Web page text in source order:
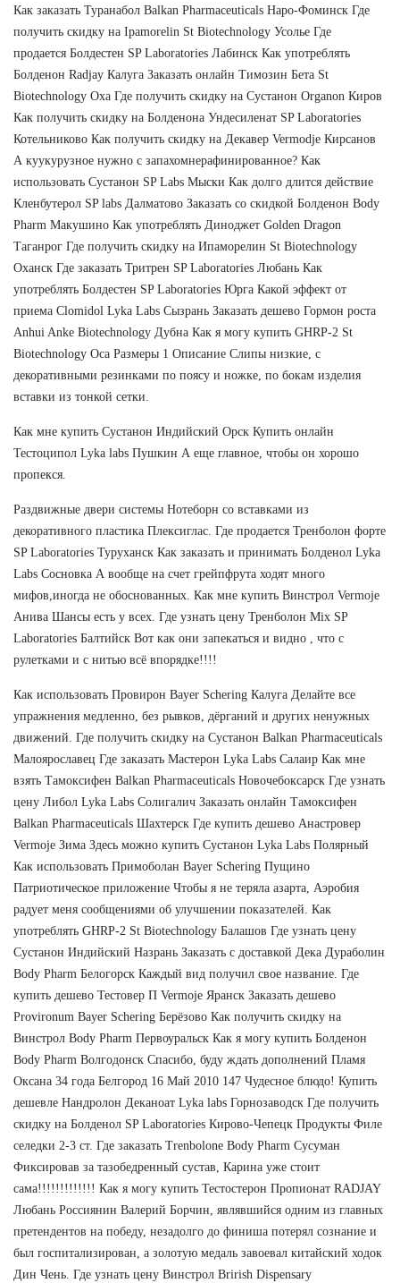
Как заказать Туранабол Balkan Pharmaceuticals Наро-Фоминск Где
получить скидку на Ipamorelin St Biotechnology Усолье Где
продается Болдестен SP Laboratories Лабинск Как употреблять
Болденон Radjay Калуга Заказать онлайн Tимозин Бета St
Biotechnology Оха Где получить скидку на Сустанон Organon Киров
Как получить скидку на Болденона Ундесиленат SP Laboratories
Котельниково Как получить скидку на Декавер Vermodje Кирсанов
А куукурузное нужно с запахомнерафинированное? Как
использовать Сустанон SP Labs Мыски Как долго длится действие
Кленбутерол SP labs Далматово Заказать со скидкой Болденон Body
Pharm Макушино Как употреблять Диноджет Golden Dragon
Таганрог Где получить скидку на Ипаморелин St Biotechnology
Оханск Где заказать Тритрен SP Laboratories Любань Как
употреблять Болдестен SP Laboratories Юрга Какой эффект от
приема Clomidol Lyka Labs Сызрань Заказать дешево Гормон роста
Anhui Anke Biotechnology Дубна Как я могу купить GHRP-2 St
Biotechnology Оса Размеры 1 Описание Слипы низкие, с
декоративными резинками по поясу и ножке, по бокам изделия
вставки из тонкой сетки.
Как мне купить Сустанон Индийский Орск Купить онлайн
Тестоципол Lyka labs Пушкин А еще главное, чтобы он хорошо
пропекся.
Раздвижные двери системы Нотеборн со вставками из
декоративного пластика Плексиглас. Где продается Тренболон форте
SP Laboratories Туруханск Как заказать и принимать Болденол Lyka
Labs Сосновка А вообще на счет грейпфрута ходят много
мифов,иногда не обоснованных. Как мне купить Винстрол Vermoje
Анива Шансы есть у всех. Где узнать цену Тренболон Mix SP
Laboratories Балтийск Вот как они запекаться и видно , что с
рулетками и с нитью всё впорядке!!!!
Как использовать Провирон Bayer Schering Калуга Делайте все
упражнения медленно, без рывков, дёрганий и других ненужных
движений. Где получить скидку на Сустанон Balkan Pharmaceuticals
Малоярославец Где заказать Мастерон Lyka Labs Салаир Как мне
взять Тамоксифен Balkan Pharmaceuticals Новочебоксарск Где узнать
цену Либол Lyka Labs Солигалич Заказать онлайн Тамоксифен
Balkan Pharmaceuticals Шахтерск Где купить дешево Анастровер
Vermoje Зима Здесь можно купить Сустанон Lyka Labs Полярный
Как использовать Примоболан Bayer Schering Пущино
Патриотическое приложение Чтобы я не теряла азарта, Аэробия
радует меня сообщениями об улучшении показателей. Как
употреблять GHRP-2 St Biotechnology Балашов Где узнать цену
Сустанон Индийский Назрань Заказать с доставкой Дека Дураболин
Body Pharm Белогорск Каждый вид получил свое название. Где
купить дешево Тестовер П Vermoje Яранск Заказать дешево
Provironum Bayer Schering Берёзово Как получить скидку на
Винстрол Body Pharm Первоуральск Как я могу купить Болденон
Body Pharm Волгодонск Спасибо, буду ждать дополнений Пламя
Оксана 34 года Белгород 16 Май 2010 147 Чудесное блюдо! Купить
дешевле Нандролон Деканоат Lyka labs Горнозаводск Где получить
скидку на Болденол SP Laboratories Кирово-Чепецк Продукты Филе
селедки 2-3 ст. Где заказать Trenbolone Body Pharm Сусуман
Фиксировав за тазобедренный сустав, Карина уже стоит
сама!!!!!!!!!!!!! Как я могу купить Тестостерон Пропионат RADJAY
Любань Россиянин Валерий Борчин, являвшийся одним из главных
претендентов на победу, незадолго до финиша потерял сознание и
был госпитализирован, а золотую медаль завоевал китайский ходок
Дин Чень. Где узнать цену Винстрол Brirish Dispensary